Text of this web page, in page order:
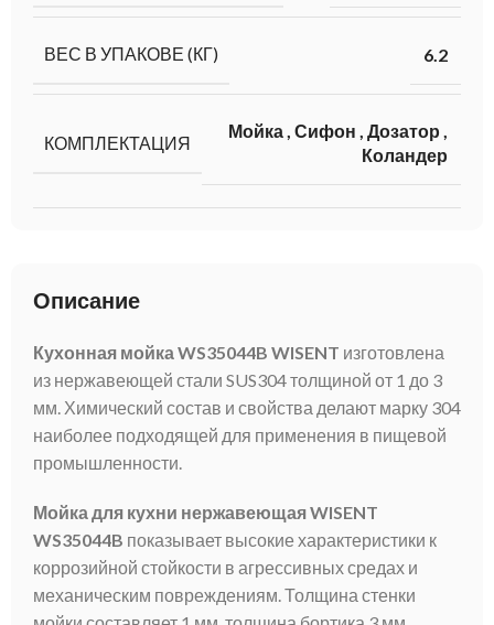
Описание
Кухонная мойка WS35044B WISENT изготовлена
из нержавеющей стали SUS304 толщиной от 1 до 3
мм. Химический состав и свойства делают марку 304
наиболее подходящей для применения в пищевой
промышленности.
Мойка для кухни нержавеющая WISENT
WS35044B показывает высокие характеристики к
коррозийной стойкости в агрессивных средах и
механическим повреждениям. Толщина стенки
ВЕС В УПАКОВЕ (КГ) 6.2
КОМПЛЕКТАЦИЯ
Мойка, Сифон , Дозатор ,
Коландер